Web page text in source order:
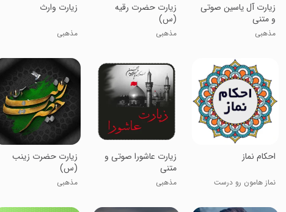
زیارت آل یاسین صوتی
و متنی
مذهبی
زیارت حضرت رقیه
(س)
مذهبی
زیارت وارث
مذهبی
احکام نماز
نماز هامون رو درست
زیارت عاشورا صوتی و
متنی
مذهبی
زیارت حضرت زینب
(س)
مذهبی